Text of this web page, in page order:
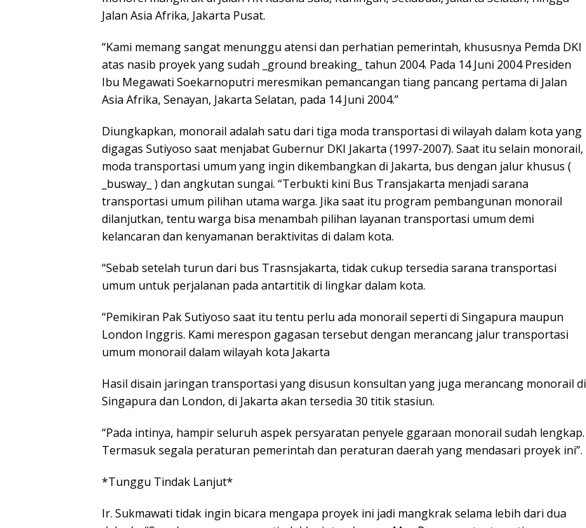
Jalan Asia Afrika, Jakarta Pusat.
“Kami memang sangat menunggu atensi dan perhatian pemerintah, khususnya Pemda DKI
atas nasib proyek yang sudah _ground breaking_ tahun 2004. Pada 14 Juni 2004 Presiden
Ibu Megawati Soekarnoputri meresmikan pemancangan tiang pancang pertama di Jalan
Asia Afrika, Senayan, Jakarta Selatan, pada 14 Juni 2004.”
Diungkapkan, monorail adalah satu dari tiga moda transportasi di wilayah dalam kota yang
digagas Sutiyoso saat menjabat Gubernur DKI Jakarta (1997-2007). Saat itu selain monorail,
moda transportasi umum yang ingin dikembangkan di Jakarta, bus dengan jalur khusus (
_busway_ ) dan angkutan sungai. “Terbukti kini Bus Transjakarta menjadi sarana
transportasi umum pilihan utama warga. Jika saat itu program pembangunan monorail
dilanjutkan, tentu warga bisa menambah pilihan layanan transportasi umum demi
kelancaran dan kenyamanan beraktivitas di dalam kota.
“Sebab setelah turun dari bus Trasnsjakarta, tidak cukup tersedia sarana transportasi
umum untuk perjalanan pada antartitik di lingkar dalam kota.
“Pemikiran Pak Sutiyoso saat itu tentu perlu ada monorail seperti di Singapura maupun
London Inggris. Kami merespon gagasan tersebut dengan merancang jalur transportasi
umum monorail dalam wilayah kota Jakarta
Hasil disain jaringan transportasi yang disusun konsultan yang juga merancang monorail di
Singapura dan London, di Jakarta akan tersedia 30 titik stasiun.
“Pada intinya, hampir seluruh aspek persyaratan penyele ggaraan monorail sudah lengkap.
Termasuk segala peraturan pemerintah dan peraturan daerah yang mendasari proyek ini”.
*Tunggu Tindak Lanjut*
Ir. Sukmawati tidak ingin bicara mengapa proyek ini jadi mangkrak selama lebih dari dua